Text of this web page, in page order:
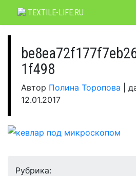
TEXTILE-LIFE.RU
1f498
Автор Полина Торопова
12.01.2017
Рубрика: